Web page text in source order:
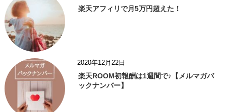
楽天アフィリで月5万円超えた！
2020年12月22日
楽天ROOM初報酬は1週間で♪【メルマガバ
ックナンバー】